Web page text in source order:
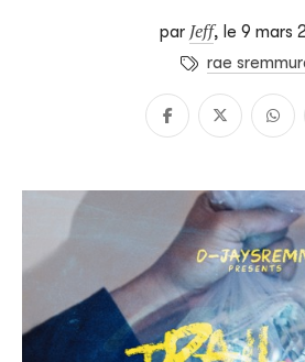
par Jeff, le 9 mars
rae